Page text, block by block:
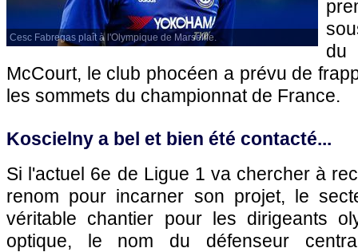
Cesc Fabregas plaît à l'Olympique de Marseille.
du
McCourt, le club phocéen a prévu de
les sommets du championnat de France.
Koscielny a bel et bien été contacté...
Si l'actuel 6e de Ligue 1 va chercher à
renom pour incarner son projet, le
véritable chantier pour les dirigeants
optique, le nom du défenseur